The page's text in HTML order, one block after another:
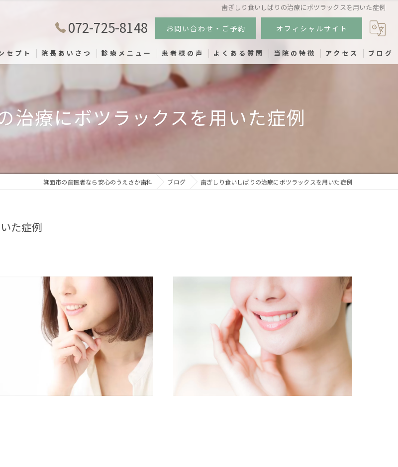
歯ぎしり食いしばりの治療にボツラックスを用いた症例
072-725-8148 お問い合わせ・ご予約 オフィシャルサイト
セプト 院長あいさつ 診療メニュー 患者様の声 よくある質問 当院の特徴
インプラント
予防歯科
アクセス ブログ
治療にボツラックスを用いた症例
箕面市の歯医者なら安心のうえさか歯科 ブログ 歯ぎしり食いしばりの治療にボツラックスを用いた症例
た症例